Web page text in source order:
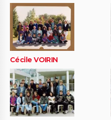
Cécile VOIRIN